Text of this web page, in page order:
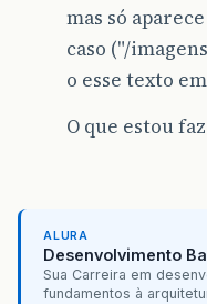
mas só
caso ("/
o esse texto
O que estou
ALURA
Desenvolvimento
Sua Carreira em
fundamentos à